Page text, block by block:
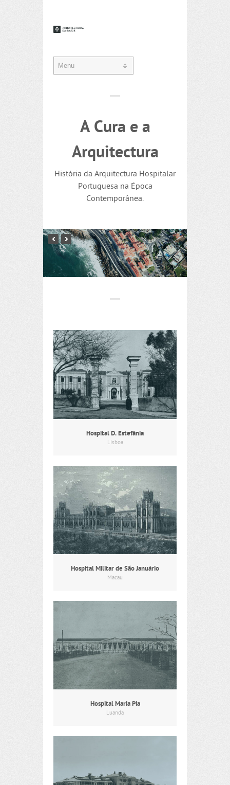
A Cura e a
Arquitectura
História da Arquitectura Hospitalar
Portuguesa na Época
Contemporânea.
Hospital D. Estefânia
Lisboa
Hospital Militar de São Januário
Macau
Hospital Maria Pia
Luanda